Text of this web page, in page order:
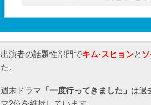
出演者の話題性部門でキム·スヒョンと
た。
週末ドラマ 「一度行ってきました」 は過